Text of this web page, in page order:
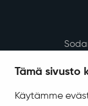
Tämä sivusto
Käytämme